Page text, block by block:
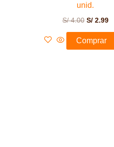
unid.
S/4.00 S/2.99
Comprar